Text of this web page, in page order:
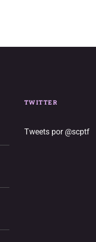
TWITTER
Tweets por @scptf